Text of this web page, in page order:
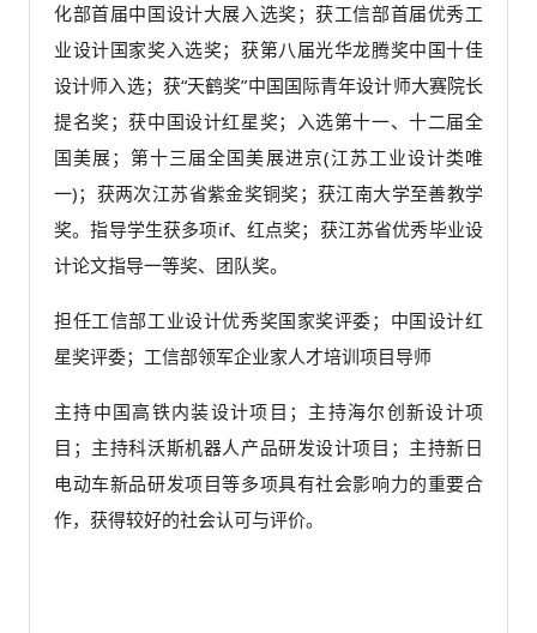
化部首届中国设计大展入选奖；获工信部首届优秀工
业设计国家奖入选奖；获第八届光华龙腾奖中国十佳
设计师入选；获“天鹤奖”中国国际青年设计师大赛院长
提名奖；获中国设计红星奖；入选第十一、十二届全
国美展；第十三届全国美展进京(江苏工业设计类唯
一)；获两次江苏省紫金奖铜奖；获江南大学至善教学
奖。指导学生获多项if、红点奖；获江苏省优秀毕业设
计论文指导一等奖、团队奖。
担任工信部工业设计优秀奖国家奖评委；中国设计红
星奖评委；工信部领军企业家人才培训项目导师
主持中国高铁内装设计项目；主持海尔创新设计项
目；主持科沃斯机器人产品研发设计项目；主持新日
电动车新品研发项目等多项具有社会影响力的重要合
作，获得较好的社会认可与评价。